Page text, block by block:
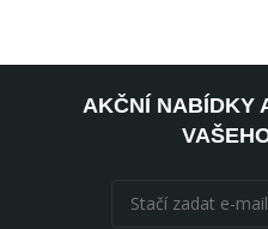
AKČNÍ NABÍDKY